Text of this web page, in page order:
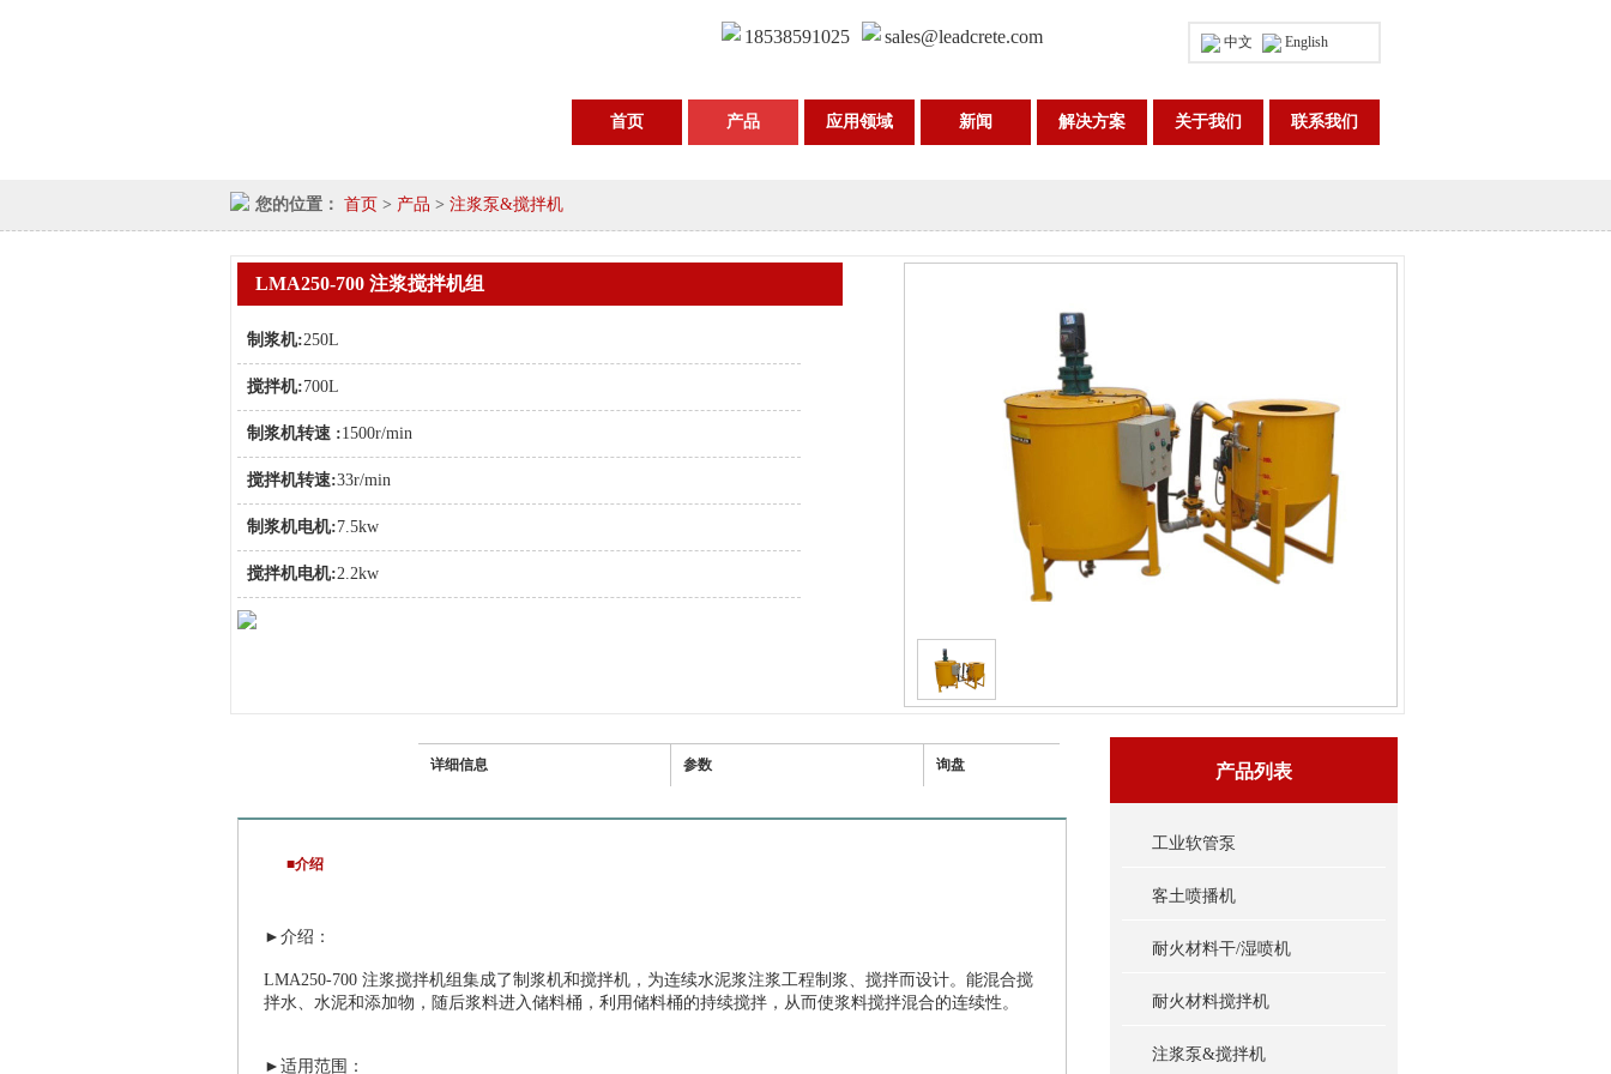
18538591025 sales@leadcrete.com 中文 English
首页 产品 应用领域 新闻 解决方案 关于我们 联系我们
您的位置： 首页 > 产品 > 注浆泵&搅拌机
LMA250-700 注浆搅拌机组
制浆机:250L
搅拌机:700L
制浆机转速 :1500r/min
搅拌机转速:33r/min
制浆机电机:7.5kw
搅拌机电机:2.2kw
产品列表
工业软管泵
客土喷播机
耐火材料干/湿喷机
耐火材料搅拌机
注浆泵&搅拌机
详细信息 参数 询盘
■介绍
►介绍：
LMA250-700 注浆搅拌机组集成了制浆机和搅拌机，为连续水泥浆注浆工程制浆、搅拌而设计。能混合搅
拌水、水泥和添加物，随后浆料进入储料桶，利用储料桶的持续搅拌，从而使浆料搅拌混合的连续性。
►适用范围：